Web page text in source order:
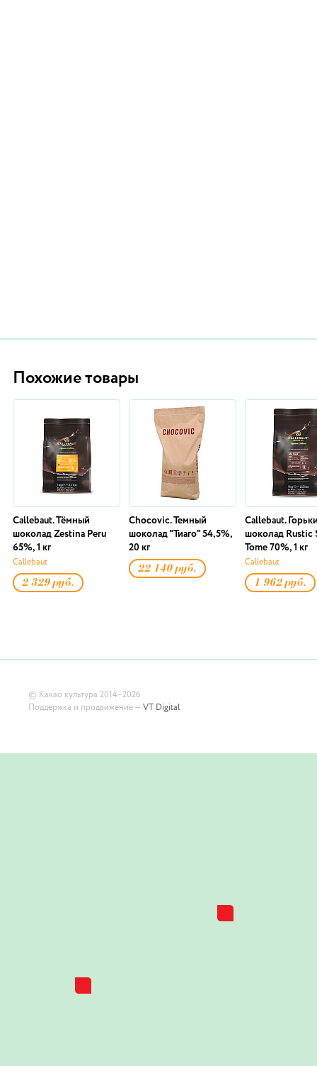
Похожие товары
Callebaut. Тёмный
шоколад Zestina Peru
65%, 1 кг
Callebaut
2 329 руб.
Chocovic. Темный
шоколад "Тиаго" 54,5%,
20 кг
22 140 руб.
Callebaut.
шоколад Rustic
Tome 70%, 1 кг
Callebaut
1 962 руб.
© Какао культура 2014–2026
Поддержка и продвижение — VT Digital